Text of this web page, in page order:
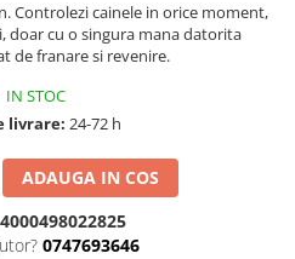
Controlezi cainele in orice moment,
doar cu o singura mana datorita
de franare si revenire.
IN STOC
livrare: 24-72 h
ADAUGA IN COS
4000498022825
0747693646